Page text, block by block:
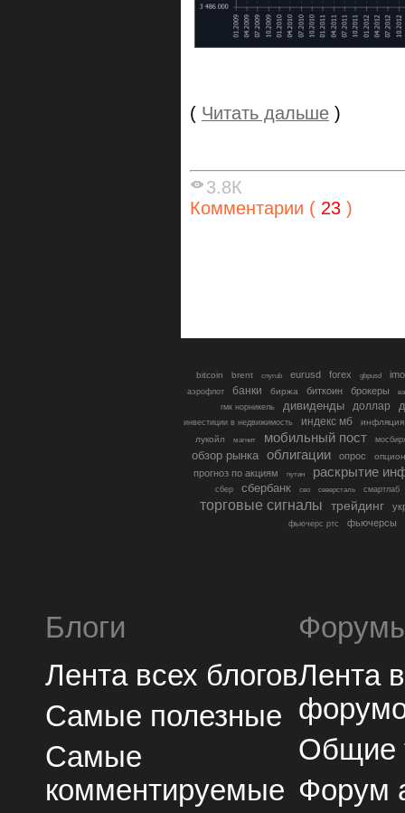
( Читать дальше )
3.8К
Комментарии ( 23 )
bitcoin brent cnyrub eurusd forex gbpusd
аэрофлот банки биржа биткоин брокеры
гмк норникель
дивиденды доллар
инвестиции в недвижимость индекс мб
инфляция
лукойл
магнит мобильный пост
обзор рынка облигации опрос
прогноз по акциям путин раскрытие
сбер сбербанк сво северсталь смартлаб
торговые сигналы трейдинг
фьючерс ртс фьючерсы
Блоги
Лента всех блогов
Самые полезные
Самые
комментируемые
Лента
Общие
Форум